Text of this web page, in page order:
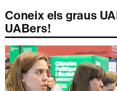
Coneix els graus
UABers!